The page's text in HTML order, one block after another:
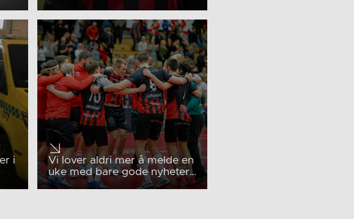
i
Vi lover aldri mer å melde en
uke med bare gode nyheter…